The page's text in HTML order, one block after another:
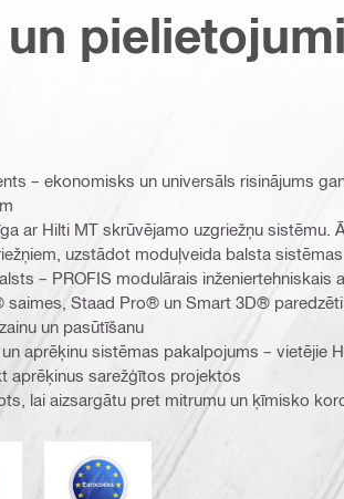
pielietojumi
– ekonomisks un universāls risinājums
ar Hilti MT skrūvējamo uzgriežņu sistēmu.
uzstādot moduļveida balsta sistēmas
– PROFIS modulārais inženiertehniskais
saimes, Staad Pro® un Smart 3D®
un pasūtīšanu
aprēķinu sistēmas pakalpojums – vietējie
aprēķinus sarežģītos projektos
lai aizsargātu pret mitrumu un ķīmisko
Eurocode